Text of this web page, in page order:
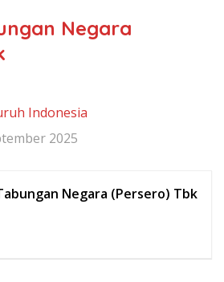
Negara
Indonesia
2025
Negara (Persero) Tbk